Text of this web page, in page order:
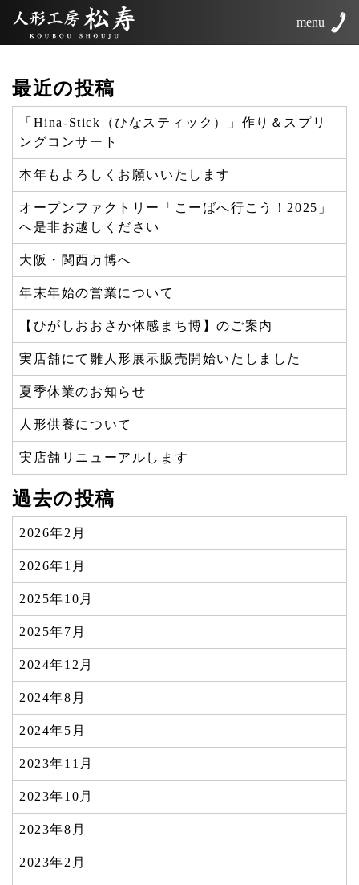
menu
最近の投稿
「Hina-Stick（ひなスティック）」作り＆スプリ
ングコンサート
本年もよろしくお願いいたします
オープンファクトリー「こーばへ行こう！2025」
へ是非お越しください
大阪・関西万博へ
年末年始の営業について
【ひがしおおさか体感まち博】のご案内
実店舗にて雛人形展示販売開始いたしました
夏季休業のお知らせ
人形供養について
実店舗リニューアルします
過去の投稿
2026年2月
2026年1月
2025年10月
2025年7月
2024年12月
2024年8月
2024年5月
2023年11月
2023年10月
2023年8月
2023年2月